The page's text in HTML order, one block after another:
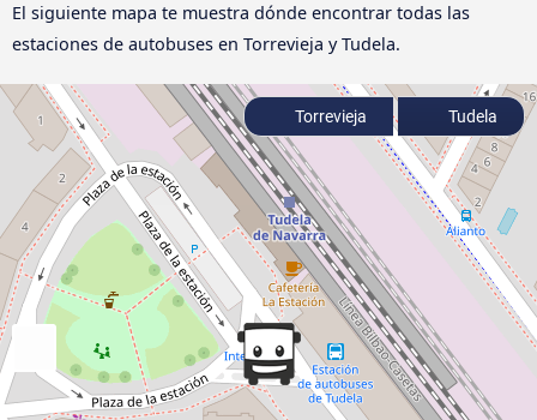
El siguiente mapa te muestra dónde encontrar todas las
estaciones de autobuses en Torrevieja y Tudela.
Torrevieja Tudela